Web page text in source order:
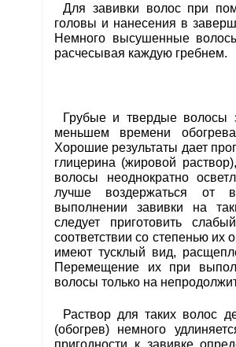
Для завивки волос при
головы и нанесения в
Немного высушенные
расчесывая каждую гребнем.
Грубые и твердые волосы
меньшем времени
Хорошие результаты дает
глицерина (жировой
волосы неоднократно
лучше воздержаться от
выполнении завивки на
следует приготовить
соответствии со степенью их
имеют тусклый вид,
Перемещение их при
волосы только на
Раствор для таких волос
(обогрев) немного
пригодности к завивке